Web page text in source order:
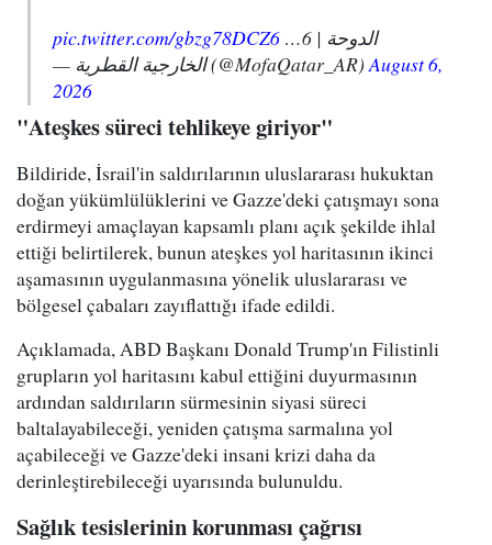
الدوحة | 6…
pic.twitter.com/gbzg78DCZ6
— الخارجية القطرية (@MofaQatar_AR)August 6,
2026
"Ateşkes süreci tehlikeye giriyor"
Bildiride, İsrail'in saldırılarının uluslararası hukuktan
doğan yükümlülüklerini ve Gazze'deki çatışmayı sona
erdirmeyi amaçlayan kapsamlı planı açık şekilde ihlal
ettiği belirtilerek, bunun ateşkes yol haritasının ikinci
aşamasının uygulanmasına yönelik uluslararası ve
bölgesel çabaları zayıflattığı ifade edildi.
Açıklamada, ABD Başkanı Donald Trump'ın Filistinli
grupların yol haritasını kabul ettiğini duyurmasının
ardından saldırıların sürmesinin siyasi süreci
baltalayabileceği, yeniden çatışma sarmalına yol
açabileceği ve Gazze'deki insani krizi daha da
derinleştirebileceği uyarısında bulunuldu.
Sağlık tesislerinin korunması çağrısı